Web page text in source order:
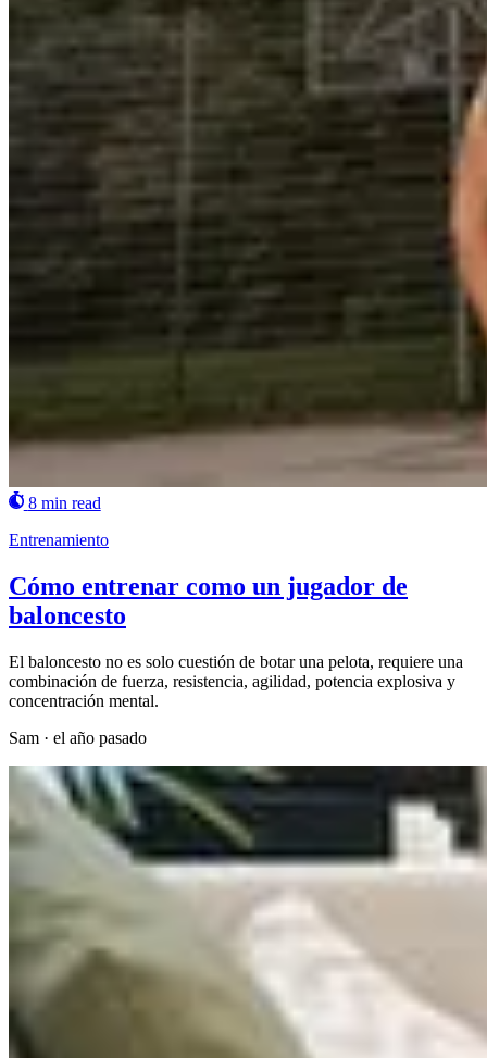
8 min read
Entrenamiento
Cómo entrenar como un jugador de
baloncesto
El baloncesto no es solo cuestión de botar una pelota, requiere una
combinación de fuerza, resistencia, agilidad, potencia explosiva y
concentración mental.
Sam · el año pasado